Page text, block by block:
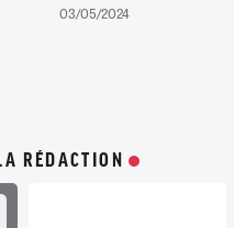
03/05/2024
RÉDACTION